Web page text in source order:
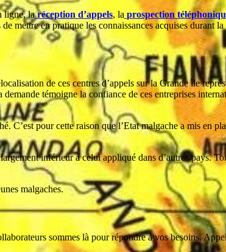
ligne, la réception d’appels, la prospection
mettre en pratique les connaissances acquises
de ces centres d’appels sur la Grande île
témoigne la confiance de ces entreprises
C’est pour cette raison que l’Etat malgache a mis en
inférieur à celui appliqué dans d’autres pays.
malgaches.
sommes là pour répondre à vos besoins.